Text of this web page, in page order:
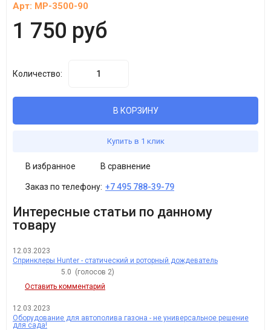
Арт: MP-3500-90
1 750 руб
Количество:
В КОРЗИНУ
Купить в 1 клик
В избранное В сравнение
Заказ по телефону: +7 495 788-39-79
Интересные статьи по данному
товару
12.03.2023
Спринклеры Hunter - статический и роторный дождеватель
5.0 (голосов 2)
Оставить комментарий
12.03.2023
Оборудование для автополива газона - не универсальное решение
для сада!